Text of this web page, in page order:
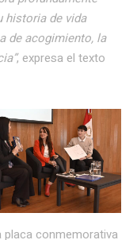
historia de vida
de acogimiento, la
, expresa el texto
placa conmemorativa